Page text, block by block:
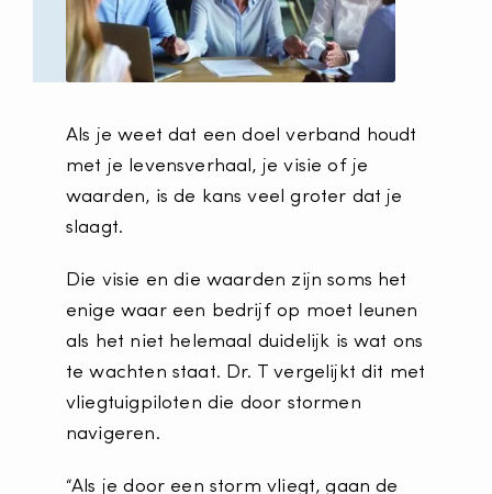
Als je weet dat een doel verband houdt
met je levensverhaal, je visie of je
waarden, is de kans veel groter dat je
slaagt.
Die visie en die waarden zijn soms het
enige waar een bedrijf op moet leunen
als het niet helemaal duidelijk is wat ons
te wachten staat. Dr. T vergelijkt dit met
vliegtuigpiloten die door stormen
navigeren.
“Als je door een storm vliegt, gaan de